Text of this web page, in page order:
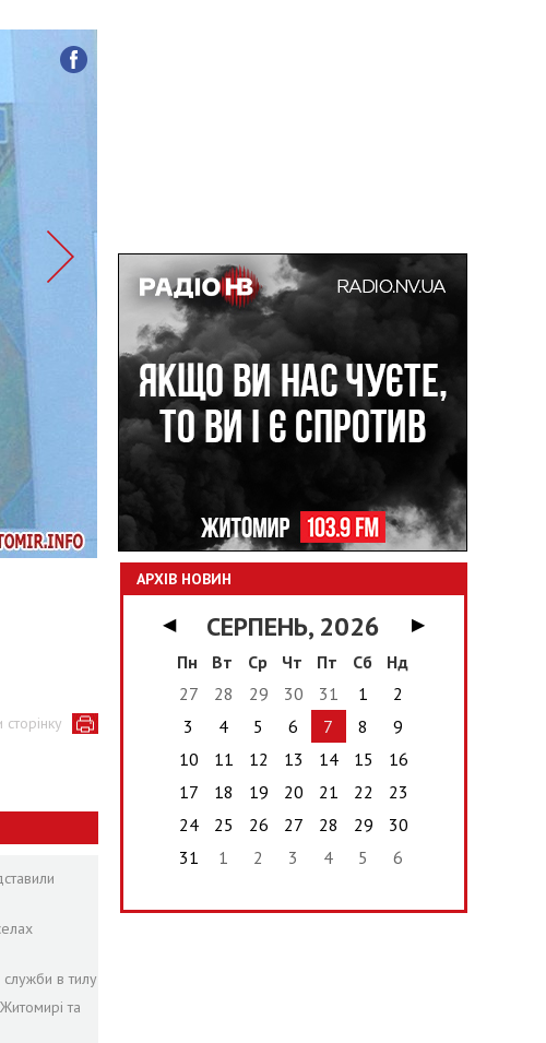
в тилу
та
АРХІВ НОВИН
◀ СЕРПЕНЬ, 2026
▶
Пн
Вт Ср Чт Пт Сб
Нд
27
28 29 30 31 1
2
3
4 5 6 7 8
9
10
11 12 13 14 15
16
17
18 19 20 21 22
23
24
25 26 27 28 29
30
31
1 2 3 4 5 6